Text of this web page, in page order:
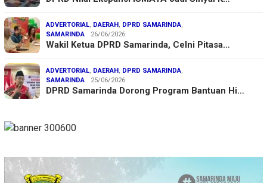
ADVERTORIAL, DAERAH, DPRD SAMARINDA,
SAMARINDA
26/06/2026
Wakil Ketua DPRD Samarinda, Celni Pitasa…
ADVERTORIAL, DAERAH, DPRD SAMARINDA,
SAMARINDA
25/06/2026
DPRD Samarinda Dorong Program Bantuan Hi…